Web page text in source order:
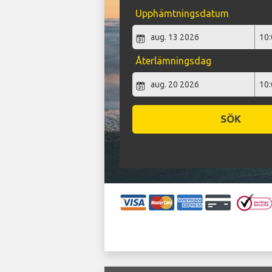
Upphämtningsdatum
Återlämningsdag
SÖK